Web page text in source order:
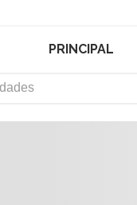
PRINCIPAL